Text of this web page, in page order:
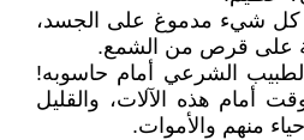
كل شيء مدموغ على الجسد،
على قرص من الشمع.
الشرعي أمام حاسوبه!
أمام هذه الآلات، والقليل
منهم والأموات.